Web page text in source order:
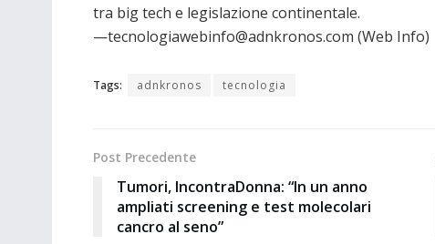
tra big tech e legislazione continentale.
—tecnologiawebinfo@adnkronos.com (Web Info)
Tags: adnkronos tecnologia
Post Precedente
Tumori, IncontraDonna: “In un anno
ampliati screening e test molecolari
cancro al seno”